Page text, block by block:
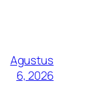
Agustus
6, 2026